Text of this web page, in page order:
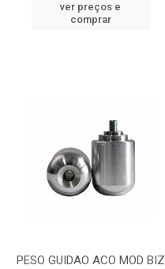
ver preços e
comprar
PESO GUIDAO ACO MOD BIZ